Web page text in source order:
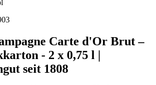
Carte d'Or Brut –
- 2 x 0,75 l |
seit 1808